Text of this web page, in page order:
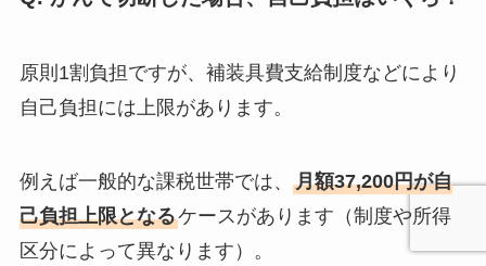
原則1割負担ですが、補装具費支給制度などにより
自己負担には上限があります。
例えば一般的な課税世帯では、 月額37,200円が自
己負担上限となるケースがあります（制度や所得
区分によって異なります）。